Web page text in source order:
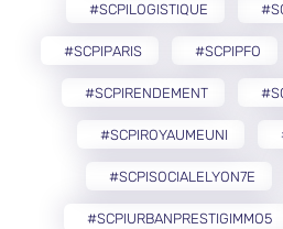
#SCPILOGISTIQUE
#SCPIPARIS #SCPIPFO
#SCPIRENDEMENT
#SCPIROYAUMEUNI
#SCPISOCIALELYON7E
#SCPIURBANPRESTIGIMMO5